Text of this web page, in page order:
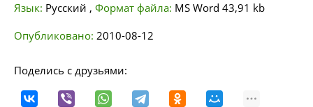
Язык: Русский , Формат файла: MS Word 43,91 kb
Опубликовано: 2010-08-12
Поделись с друзьями: